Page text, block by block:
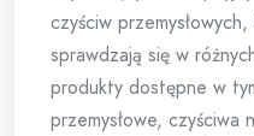
czyściw
sprawdzają się w
produkty dostępne w
przemysłowe, czyściwa